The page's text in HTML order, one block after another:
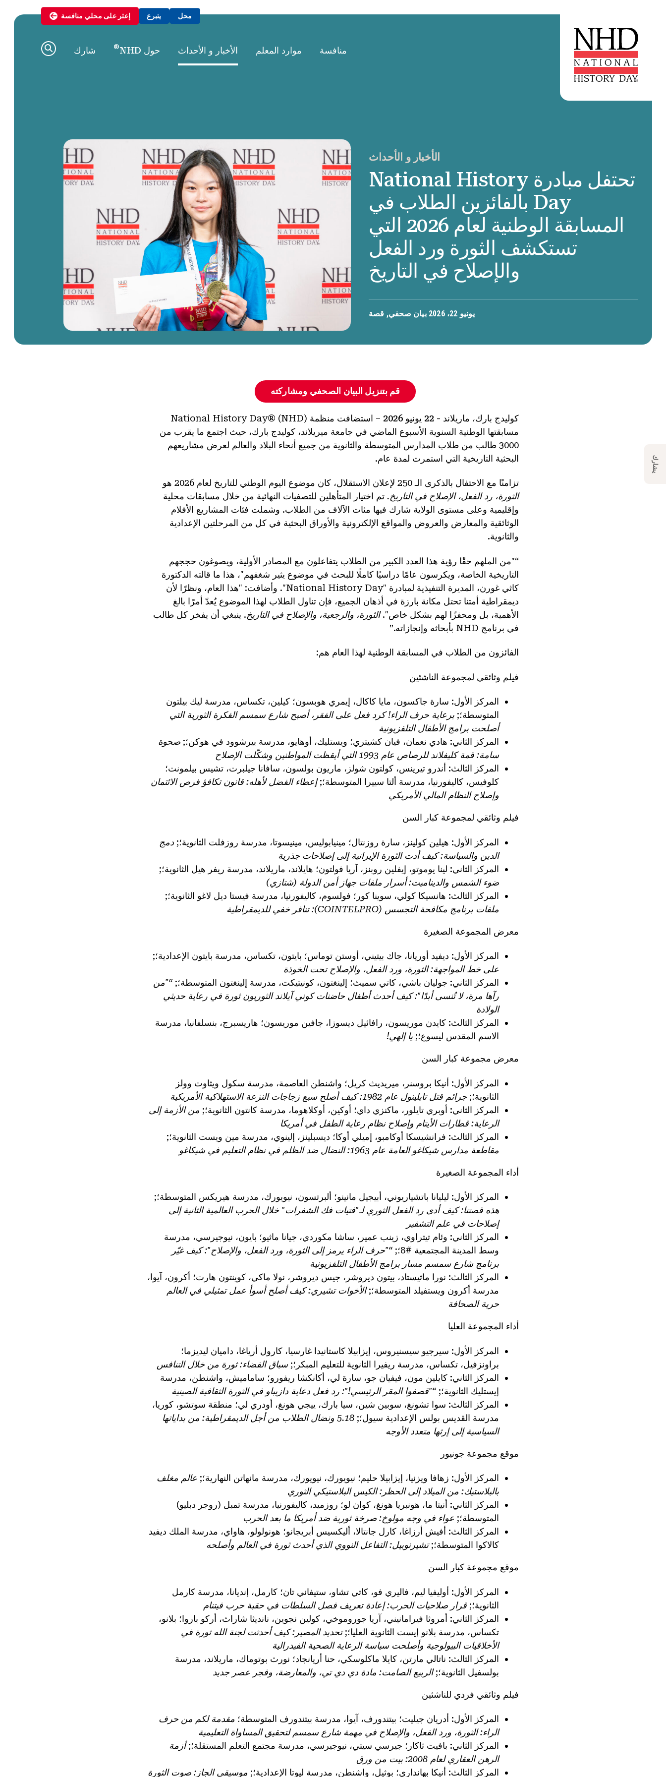
محل يتبرع إعثر على محلي منافسة
منافسة موارد المعلم الأخبار و الأحداث حول NHD ® شارك
الأخبار و الأحداث
تحتفل مبادرة National History
Day بالفائزين الطلاب في
المسابقة الوطنية لعام 2026 التي
تستكشف الثورة ورد الفعل
والإصلاح في التاريخ
يونيو 22، 2026 بيان صحفي, قصة
قم بتنزيل البيان الصحفي ومشاركته
كوليدج بارك، ماريلاند - 22 يونيو 2026
– استضافت منظمة National History Day® (NHD)
مسابقتها الوطنية السنوية الأسبوع الماضي في جامعة ميريلاند، كوليدج بارك، حيث اجتمع ما يقرب من
3000 طالب من طلاب المدارس المتوسطة والثانوية من جميع أنحاء البلاد والعالم لعرض مشاريعهم
البحثية التاريخية التي استمرت لمدة عام.
تزامنًا مع الاحتفال بالذكرى الـ 250 لإعلان الاستقلال، كان موضوع اليوم الوطني للتاريخ لعام 2026 هو
الثورة، رد الفعل، الإصلاح في التاريخ. تم اختيار المتأهلين للتصفيات النهائية من خلال مسابقات محلية
وإقليمية وعلى مستوى الولاية شارك فيها مئات الآلاف من الطلاب. وشملت فئات المشاريع الأفلام
الوثائقية والمعارض والعروض والمواقع الإلكترونية والأوراق البحثية في كل من المرحلتين الإعدادية
والثانوية.
“"من الملهم حقًا رؤية هذا العدد الكبير من الطلاب يتفاعلون مع المصادر الأولية، ويصوغون حججهم
التاريخية الخاصة، ويكرسون عامًا دراسيًا كاملًا للبحث في موضوع يثير شغفهم"، هذا ما قالته الدكتورة
كاثي غورن، المديرة التنفيذية لمبادرة "National History Day". وأضافت: "هذا العام، ونظرًا لأن
ديمقراطية أمتنا تحتل مكانة بارزة في أذهان الجميع، فإن تناول الطلاب لهذا الموضوع يُعدّ أمرًا بالغ
الأهمية، بل ومحفزًا لهم بشكل خاص".الثورة، والرجعية، والإصلاح في التاريخ. ينبغي أن يفخر كل طالب
في برنامج NHD بأبحاثه وإنجازاته.”
الفائزون من الطلاب في المسابقة الوطنية لهذا العام هم:
فيلم وثائقي لمجموعة الناشئين
المركز الأول: سارة جاكسون، مايا كاكال، إيمري هوبسون؛ كيلين، تكساس، مدرسة ليك بيلتون
المتوسطة؛; برعاية حرف الراء! كرد فعل على الفقر، أصبح شارع سمسم الفكرة الثورية التي
أصلحت برامج الأطفال التلفزيونية
المركز الثاني: هادي نعمان، فيان كشيتري؛ ويستليك، أوهايو، مدرسة بيرشوود في هوكن؛; صحوة
سامة: قمة كليفلاند للرصاص عام 1993 التي أيقظت المواطنين وشكّلت الإصلاح
المركز الثالث: أندرو تيرينس، كولتون شولز، ماريون بولسون، سافانا جيلبرت، تشيس بيلمونت؛
كلوفيس، كاليفورنيا، مدرسة ألتا سييرا المتوسطة؛;إعطاء الفضل لأهله: قانون تكافؤ فرص الائتمان
وإصلاح النظام المالي الأمريكي
فيلم وثائقي لمجموعة كبار السن
المركز الأول: هيلين كولينز، سارة روزنتال؛ مينيابوليس، مينيسوتا، مدرسة روزفلت الثانوية؛; دمج
الدين والسياسة: كيف أدت الثورة الإيرانية إلى إصلاحات جذرية
المركز الثاني: لينا يوموتو، إيفلين روبنز، آريا فولتون؛ هايلاند، ماريلاند، مدرسة ريفر هيل الثانوية؛;
ضوء الشمس والديناميت: أسرار ملفات جهاز أمن الدولة (شتازي)
المركز الثالث: هانسيكا كولي، سوينا كور؛ فولسوم، كاليفورنيا، مدرسة فيستا ديل لاغو الثانوية؛;
ملفات برنامج مكافحة التجسس (COINTELPRO): تنافر خفي للديمقراطية
معرض المجموعة الصغيرة
المركز الأول: ديفيد أوريانا، جاك بيتيني، أوستن توماس؛ بايتون، تكساس، مدرسة بايتون الإعدادية؛;
على خط المواجهة: الثورة، ورد الفعل، والإصلاح تحت الخوذة
المركز الثاني: جوليان باشي، كاتي سميث؛ إلينغتون، كونيتيكت، مدرسة إلينغتون المتوسطة؛;“"من
رآها مرة، لا تُنسى أبدًا": كيف أحدث أطفال حاضنات كوني آيلاند الثوريون ثورة في رعاية حديثي
الولادة
المركز الثالث: كايدن موريسون، رافائيل ديسوزا، جافين موريسون؛ هاريسبرج، بنسلفانيا، مدرسة
الاسم المقدس ليسوع؛; يا إلهي!
معرض مجموعة كبار السن
المركز الأول: أنيكا بروسنر، ميريديث كريل؛ واشنطن العاصمة، مدرسة سكول ويثاوت وولز
الثانوية؛; جرائم قتل تايلينول عام 1982: كيف أصلح سبع زجاجات النزعة الاستهلاكية الأمريكية
المركز الثاني: أوبري تايلور، ماكنزي داي؛ أوكين، أوكلاهوما، مدرسة كانتون الثانوية؛; من الأزمة إلى
الرعاية: قطارات الأيتام وإصلاح نظام رعاية الطفل في أمريكا
المركز الثالث: فرانشيسكا أوكامبو، إميلي أوكا؛ ديسبلينز، إلينوي، مدرسة مين ويست الثانوية؛;
مقاطعة مدارس شيكاغو العامة عام 1963: النضال ضد الظلم في نظام التعليم في شيكاغو
أداء المجموعة الصغيرة
المركز الأول: ليليانا باتشياريوني، أبيجيل مانينو؛ ألبرتسون، نيويورك، مدرسة هيريكس المتوسطة؛;
هذه قصتنا: كيف أدى رد الفعل الثوري لـ"فتيات فك الشفرات" خلال الحرب العالمية الثانية إلى
إصلاحات في علم التشفير
المركز الثاني: وئام تيتراوي، زينب عمير، ساشا مكوردي، جيانا ماثيو؛ بايون، نيوجيرسي، مدرسة
وسط المدينة المجتمعية #8؛;
“"حرف الراء يرمز إلى الثورة، ورد الفعل، والإصلاح": كيف غيّر
برنامج شارع سمسم مسار برامج الأطفال التلفزيونية
المركز الثالث: نورا ماثيستاد، بيتون ديروشر، جيس ديروشر، نولا ماكي، كوينتون هارت؛ أكرون، آيوا،
مدرسة أكرون ويستفيلد المتوسطة؛;الأخوات تشيري: كيف أصلح أسوأ عمل تمثيلي في العالم
حرية الصحافة
أداء المجموعة العليا
المركز الأول: سيرجيو سيسنيروس، إيزابيلا كاستانيدا غارسيا، كارول أرياغا، داميان ليديزما؛
براونزفيل، تكساس، مدرسة ريفيرا الثانوية للتعليم المبكر؛;سباق الفضاء: ثورة من خلال التنافس
المركز الثاني: كايلين مون، فيفيان جو، سارة لي، أكانكشا ريفورو؛ ساماميش، واشنطن، مدرسة
إيستليك الثانوية؛;“"قصفوا المقر الرئيسي!": رد فعل دعاية دازيباو في الثورة الثقافية الصينية
المركز الثالث: سوا تشونغ، سوبين شين، سيا بارك، ييجي هونغ، أودري لي؛ منطقة سوتشو، كوريا،
مدرسة القديس بولس الإعدادية سيول؛;
5.18 ونضال الطلاب من أجل الديمقراطية: من بداياتها
السياسية إلى إرثها متعدد الأوجه
موقع مجموعة جونيور
المركز الأول: زهافا ويزنيا، إيزابيلا حليم؛ نيويورك، نيويورك، مدرسة مانهاتن النهارية؛; عالم مغلف
بالبلاستيك: من الميلاد إلى الحظر: الكيس البلاستيكي الثوري
المركز الثاني: أنيتا ما، هونبريا هونغ، كوان لو؛ روزميد، كاليفورنيا، مدرسة تمبل (روجر دبليو)
المتوسطة؛; عواء في وجه مولوخ: صرخة ثورية ضد أمريكا ما بعد الحرب
المركز الثالث: أفيش أرزاغا، كارل جانتالا، أليكسيس أبريجانو؛ هونولولو، هاواي، مدرسة الملك ديفيد
كالاكوا المتوسطة؛;تشيرنوبيل: التفاعل النووي الذي أحدث ثورة في العالم وأصلحه
موقع مجموعة كبار السن
المركز الأول: أوليفيا ليم، فاليري فو، كاتي تشاو، ستيفاني تان؛ كارمل، إنديانا، مدرسة كارمل
الثانوية؛; قرار صلاحيات الحرب: إعادة تعريف فصل السلطات في حقبة حرب فيتنام
المركز الثاني: أمروثا فيرامانيني، آريا جوروموخي، كولين نجوين، نانديثا شاراث، أركو باروا؛ بلانو،
تكساس، مدرسة بلانو إيست الثانوية العليا؛;تحديد المصير: كيف أحدثت لجنة الله ثورة في
الأخلاقيات البيولوجية وأصلحت سياسة الرعاية الصحية الفيدرالية
المركز الثالث: ناتالي مارتن، كايلا ماكلوسكي، حنا أريانجاد؛ نورث بوتوماك، ماريلاند، مدرسة
بولسفيل الثانوية؛;الربيع الصامت: مادة دي دي تي، والمعارضة، وفجر عصر جديد
فيلم وثائقي فردي للناشئين
المركز الأول: أدريان جيليت؛ بيتندورف، آيوا، مدرسة بيتندورف المتوسطة؛ مقدمة لكم من حرف
الراء: الثورة، ورد الفعل، والإصلاح في مهمة شارع سمسم لتحقيق المساواة التعليمية
المركز الثاني: بافيت ثاكار؛ جيرسي سيتي، نيوجيرسي، مدرسة مجتمع التعلم المستقلة؛;أزمة
الرهن العقاري لعام 2008: بيت من ورق
المركز الثالث: أنيكا بهانداري؛ بوثيل، واشنطن، مدرسة ليوتا الإعدادية؛; موسيقى الجاز: صوت الثورة
يشارك